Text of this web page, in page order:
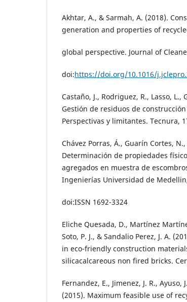
Akhtar, A., & Sarmah, A. (2018).
generation and properties of
global perspective. Journal of
doi:https://doi.org/10.1016/
Castaño, J., Rodriguez, R., Lasso, L.,
Gestión de residuos de
Perspectivas y limitantes. Tecnura,
Chávez Porras, Á., Guarín Cortes,
Determinación de propiedades
agregados en muestra de
Ingenierías Universidad de
doi:ISSN 1692-3324
Eliche Quesada, D., Martínez
Soto, P. J., & Sandalio Perez, J. A.
in eco-friendly construction
silicacalcareous non fired bricks.
Fernandez, E., Jimenez, J. R., Ayuso,
(2015). Maximum feasible use of